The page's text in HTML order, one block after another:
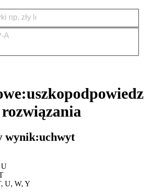
uszko
wynik:uchwyt
U
U, W, Y